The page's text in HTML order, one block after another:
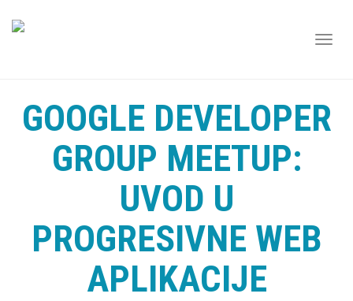
GOOGLE DEVELOPER
GROUP MEETUP:
UVOD U
PROGRESIVNE WEB
APLIKACIJE